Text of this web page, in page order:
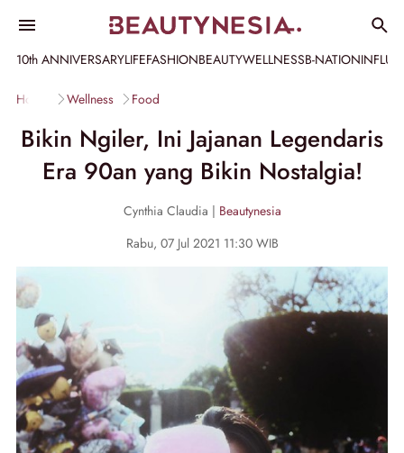
10th ANNIVERSARYLIFEFASHIONBEAUTYWELLNESSB-NATION
Home Wellness Food
Bikin Ngiler, Ini Jajanan Legendaris
Era 90an yang Bikin Nostalgia!
Cynthia Claudia | Beautynesia
Rabu, 07 Jul 2021 11:30 WIB